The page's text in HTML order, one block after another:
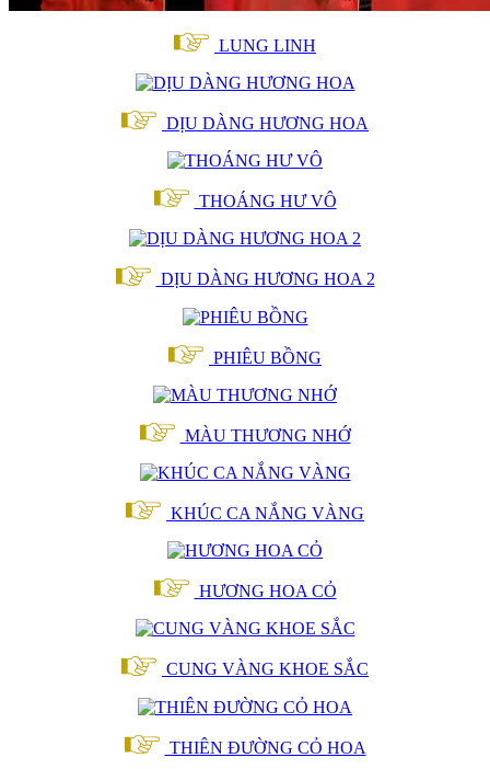
LUNG LINH
DỊU DÀNG HƯƠNG HOA
THOÁNG HƯ VÔ
DỊU DÀNG HƯƠNG HOA 2
PHIÊU BỒNG
MÀU THƯƠNG NHỚ
KHÚC CA NẮNG VÀNG
HƯƠNG HOA CỎ
CUNG VÀNG KHOE SẮC
THIÊN ĐƯỜNG CỎ HOA